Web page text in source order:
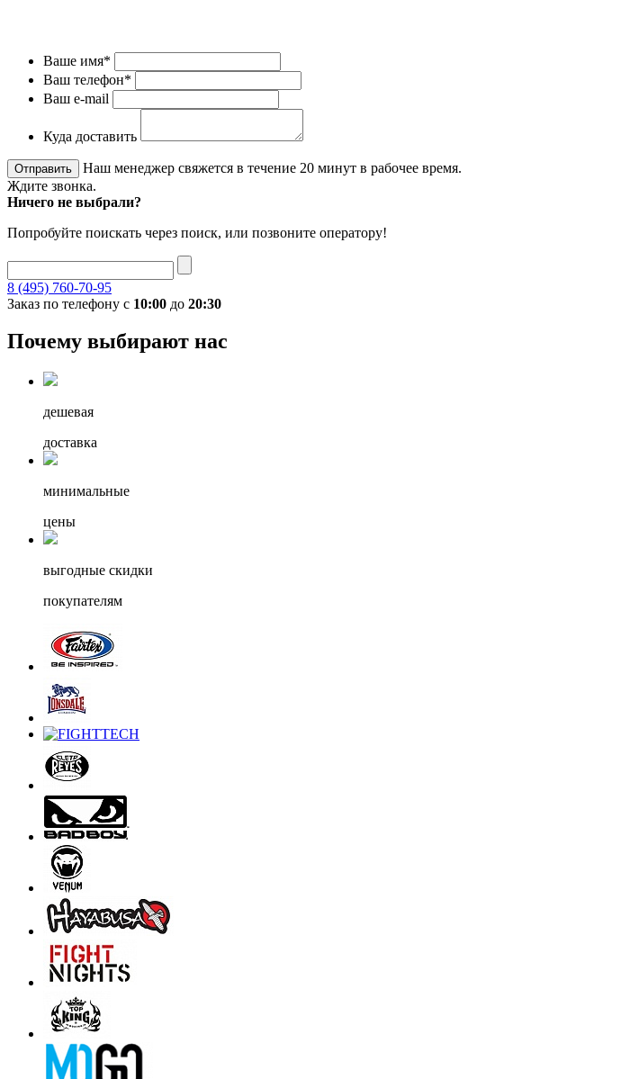
Ваше имя*
Ваш телефон*
Ваш e-mail
Куда доставить
Наш менеджер свяжется в течение 20 минут в рабочее время.
Ждите звонка.
Ничего не выбрали?
Попробуйте поискать через поиск, или позвоните оператору!
8 (495) 760-70-95
Заказ по телефону с 10:00 до 20:30
Почему выбирают нас
дешевая
доставка
минимальные
цены
выгодные скидки
покупателям